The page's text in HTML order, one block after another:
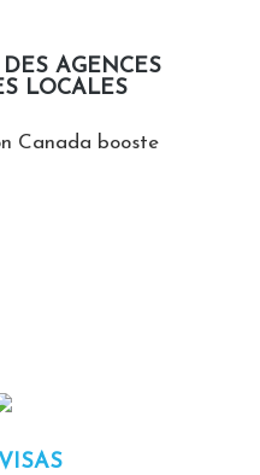
AGENCES
LOCALES
Canada booste
VISAS